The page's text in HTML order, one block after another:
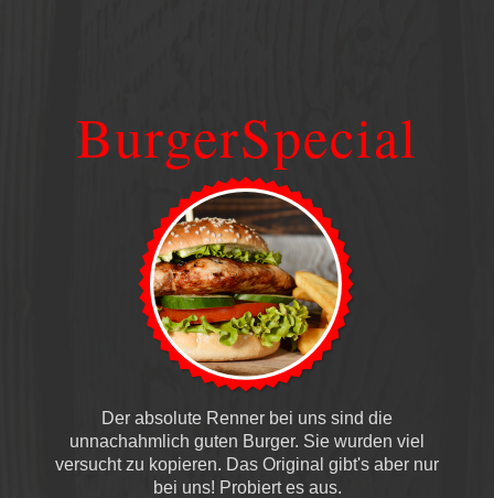
BurgerSpecial
Der absolute Renner bei uns sind die
unnachahmlich guten Burger. Sie wurden viel
versucht zu kopieren. Das Original gibt's aber nur
bei uns! Probiert es aus.